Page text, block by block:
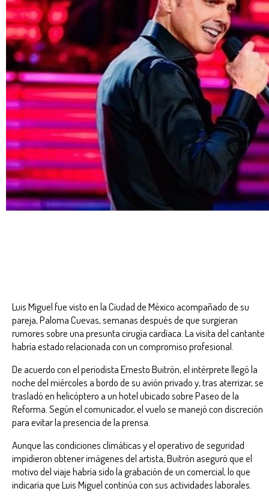
Luis Miguel fue visto en la Ciudad de México acompañado de su
pareja, Paloma Cuevas, semanas después de que surgieran
rumores sobre una presunta cirugía cardíaca. La visita del cantante
habría estado relacionada con un compromiso profesional.
De acuerdo con el periodista Ernesto Buitrón, el intérprete llegó la
noche del miércoles a bordo de su avión privado y, tras aterrizar, se
trasladó en helicóptero a un hotel ubicado sobre Paseo de la
Reforma. Según el comunicador, el vuelo se manejó con discreción
para evitar la presencia de la prensa.
Aunque las condiciones climáticas y el operativo de seguridad
impidieron obtener imágenes del artista, Buitrón aseguró que el
motivo del viaje habría sido la grabación de un comercial, lo que
indicaría que Luis Miguel continúa con sus actividades laborales.